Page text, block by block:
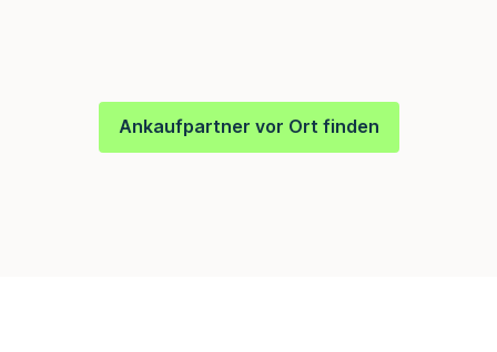
Ankaufpartner vor Ort finden